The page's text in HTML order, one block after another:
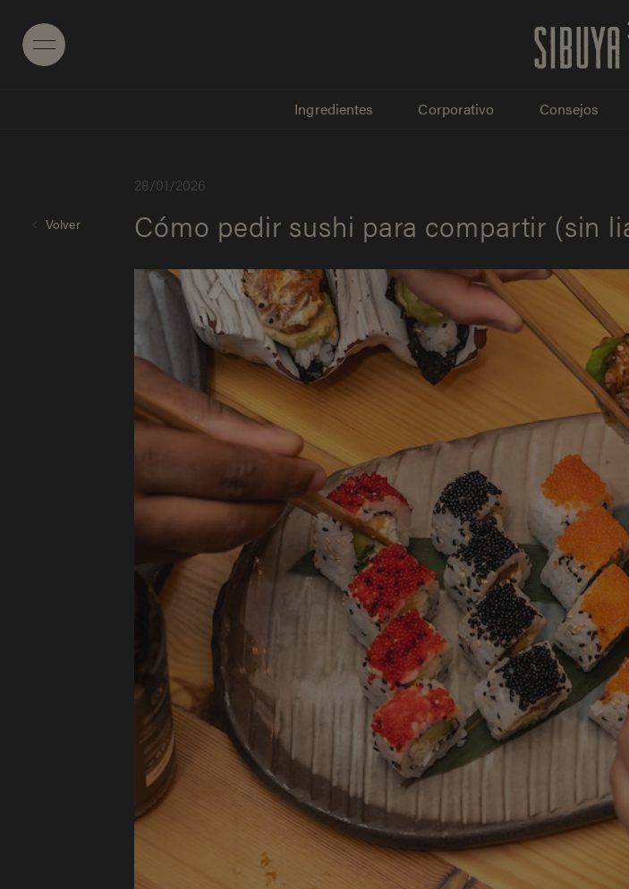
Menu
Ingredientes Corporativo Consejos
28/01/2026
Volver Cómo pedir sushi para compartir (sin